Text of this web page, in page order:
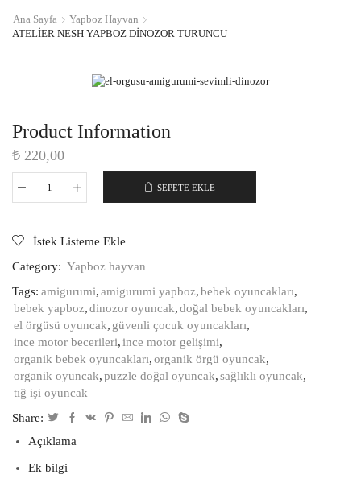
Ana Sayfa
Yapboz Hayvan
ATELIER NESH YAPBOZ DINOZOR TURUNCU
Product Information
₺ 220,00
Atelier
dinozor
adet
SEPETE EKLE
İstek Listeme Ekle
Category: Yapboz hayvan
Tags: amigurumi,amigurumi yapboz,bebek oyuncakları,
bebek yapboz,dinozor oyuncak,doğal bebek oyuncakları,
el örgüsü oyuncak, güvenli çocuk oyuncakları,
ince motor becerileri, ince motor gelişimi,
organik bebek oyuncakları,organik örgü oyuncak,
organik oyuncak,puzzle doğal oyuncak,sağlıklı oyuncak,
tığ işi oyuncak
Share:
Açıklama
Ek bilgi